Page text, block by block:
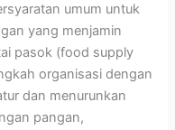
umum untuk
yang menjamin
pasok (food supply
organisasi dengan
dan menurunkan
pangan,